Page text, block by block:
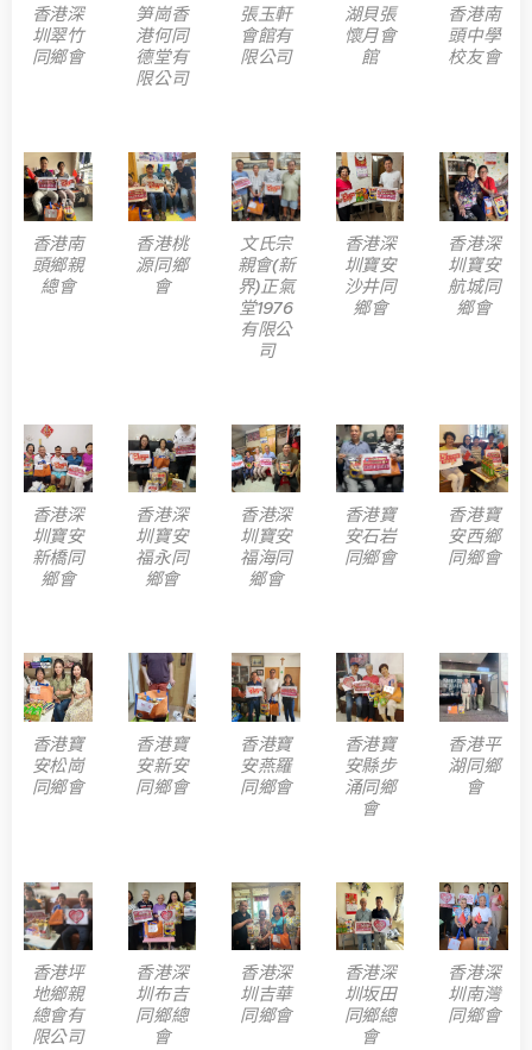
香港深
圳翠竹
同鄉會
笋崗香
港何同
德堂有
限公司
張玉軒
會館有
限公司
湖貝張
懷月會
館
香港南
頭中學
校友會
香港南
頭鄉親
總會
香港桃
源同鄉
會
文氏宗
親會(新
界)正氣
堂1976
有限公
司
香港深
圳寶安
沙井同
鄉會
香港深
圳寶安
航城同
鄉會
香港深
圳寶安
新橋同
鄉會
香港深
圳寶安
福永同
鄉會
香港深
圳寶安
福海同
鄉會
香港寶
安石岩
同鄉會
香港寶
安西鄉
同鄉會
香港寶
安松崗
同鄉會
香港寶
安新安
同鄉會
香港寶
安燕羅
同鄉會
香港寶
安縣步
涌同鄉
會
香港平
湖同鄉
會
香港坪
地鄉親
總會有
限公司
香港深
圳布吉
同鄉總
會
香港深
圳吉華
同鄉會
香港深
圳坂田
同鄉總
會
香港深
圳南灣
同鄉會